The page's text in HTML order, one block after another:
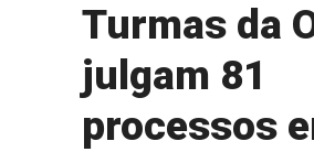
Turmas da
julgam 81
processos